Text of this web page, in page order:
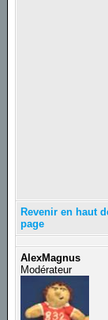
Revenir en haut
page
AlexMagnus
Modérateur